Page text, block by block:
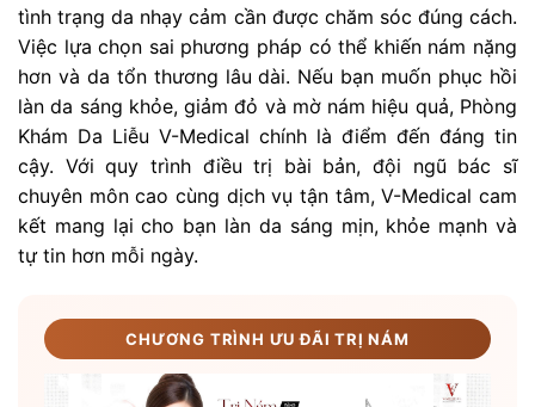
tình trạng da nhạy cảm cần được chăm sóc đúng cách.
Việc lựa chọn sai phương pháp có thể khiến nám nặng
hơn và da tổn thương lâu dài. Nếu bạn muốn phục hồi
làn da sáng khỏe, giảm đỏ và mờ nám hiệu quả, Phòng
Khám Da Liễu V-Medical chính là điểm đến đáng tin
cậy. Với quy trình điều trị bài bản, đội ngũ bác sĩ
chuyên môn cao cùng dịch vụ tận tâm, V-Medical cam
kết mang lại cho bạn làn da sáng mịn, khỏe mạnh và
tự tin hơn mỗi ngày.
CHƯƠNG TRÌNH ƯU ĐÃI TRỊ NÁM